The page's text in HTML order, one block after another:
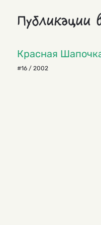
Публикации
Красная
#16 / 2002